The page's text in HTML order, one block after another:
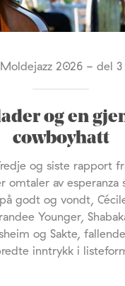
Moldejazz 2026 - del 3
og en
cowboyhatt
og siste rapport
omtaler av esperanza
godt og vondt,
Younger,
og Sakte,
inntrykk i